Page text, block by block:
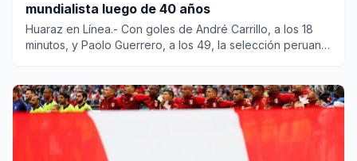
mundialista luego de 40 años
Huaraz en Línea.- Con goles de André Carrillo, a los 18
minutos, y Paolo Guerrero, a los 49, la selección peruana